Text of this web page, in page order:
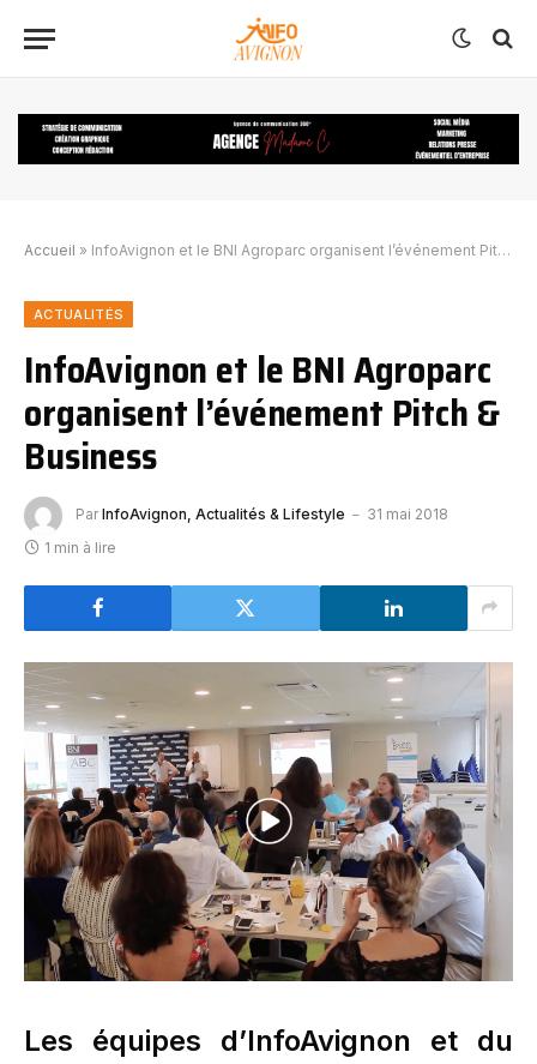
Accueil » InfoAvignon et le BNI Agroparc organisent l’événement Pitch & Business
ACTUALITÉS
InfoAvignon et le BNI Agroparc
organisent l’événement Pitch &
Business
Par InfoAvignon, Actualités & Lifestyle
31 mai 2018
1 min à lire
Les équipes d’InfoAvignon et du